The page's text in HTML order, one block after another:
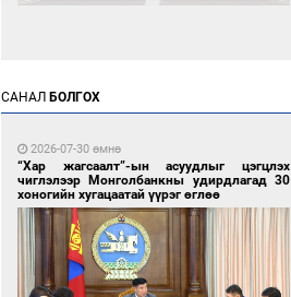
дугаартай автомашинтай иргэдэд шатахуун
олгоно
10 цагийн өмнө өмнө
САНАЛ БОЛГОХ
2026-07-30 өмнө
“Хар жагсаалт”-ын асуудлыг цэгцлэх
чиглэлээр Монголбанкны удирдлагад 30
хоногийн хугацаатай үүрэг өглөө